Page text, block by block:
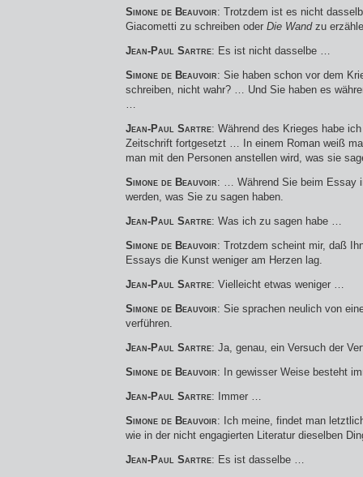
Simone de Beauvoir: Trotzdem ist es nicht
Giacometti zu schreiben oder Die Wandzu
Jean-Paul Sartre: Es ist nicht dasselbe …
Simone de Beauvoir: Sie haben schon vor dem
schreiben, nicht wahr? … Und Sie haben es
…
Jean-Paul Sartre: Während des Krieges habe
Zeitschrift fortgesetzt … In einem Roman weiß
man mit den Personen anstellen wird, was sie
Simone de Beauvoir: … Während Sie beim Essay
werden, was Sie zu sagen haben.
Jean-Paul Sartre: Was ich zu sagen habe …
Simone de Beauvoir: Trotzdem scheint mir, daß
Essays die Kunst weniger am Herzen lag.
Jean-Paul Sartre: Vielleicht etwas weniger …
Simone de Beauvoir: Sie sprachen neulich von
verführen.
Jean-Paul Sartre: Ja, genau, ein Versuch der
Simone de Beauvoir: In gewisser Weise besteht
Jean-Paul Sartre: Immer …
Simone de Beauvoir: Ich meine, findet man
wie in der nicht engagierten Literatur dieselben
Jean-Paul Sartre: Es ist dasselbe …